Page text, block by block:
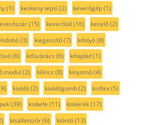
(1) keskeny tepsi (2) keverőgép(1)
(15) keverőtál (16) kezelő(2)
kidobó(3) kiegészítő(7) kifolyó(8)
(6) kifúvórács (6) kihajtád(1)
modul (2) kilincs (8) kinyomó(4)
kioldó(2) kioldógomb(2) kisflex(5)
(39) kiskefe (11) kiskerék(17)
kisállatszőr(6) kiöntő(13)